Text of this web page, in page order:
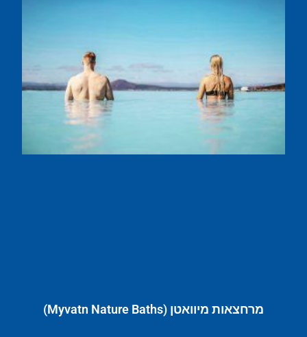
מרחצאות מיוואטן (Myvatn Nature Baths)